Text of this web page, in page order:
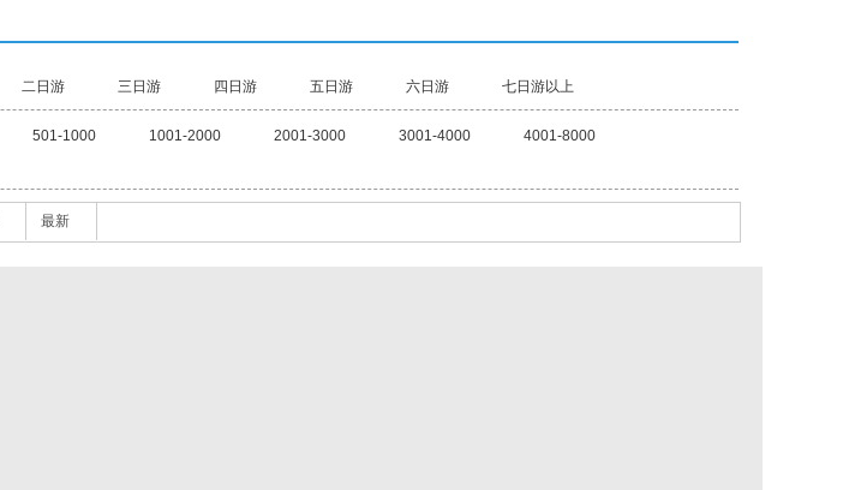
二日游 三日游 四日游 五日游 六日游 七日游以上
501-1000 1001-2000 2001-3000 3001-4000
4001-8000
最新